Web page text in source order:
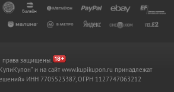
защищены.
и на сайт www.kupikupon.ru принадлежат
ИНН 7705523387, ОГРН 1127747063212